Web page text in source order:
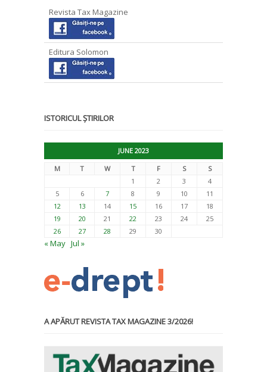
Revista Tax Magazine
Editura Solomon
ISTORICUL ȘTIRILOR
JUNE 2023
M
T W T F S
S
1
2 3
4
5
6 7 8 9 10
11
12
13 14 15 16 17
18
19
20 21 22 23 24
25
26
27 28 29 30
« May Jul »
A APĂRUT REVISTA TAX MAGAZINE 3/2026!